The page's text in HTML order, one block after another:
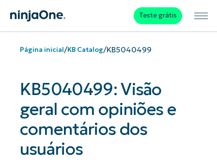
Teste grátis
Página inicial/KB Catalog/KB5040499
KB5040499: Visão
geral com opiniões e
comentários dos
usuários